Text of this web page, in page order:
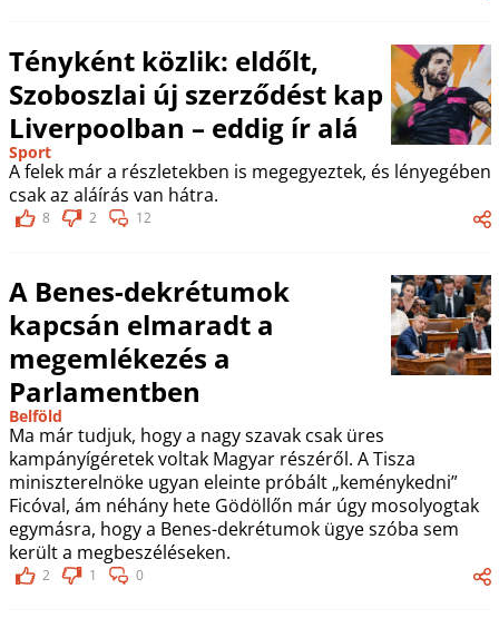
Tényként közlik: eldőlt,
Szoboszlai új szerződést kap
Liverpoolban – eddig ír alá
Sport
A felek már a részletekben is megegyeztek, és lényegében
csak az aláírás van hátra.
8 2 12
A Benes-dekrétumok
kapcsán elmaradt a
megemlékezés a
Parlamentben
Belföld
Ma már tudjuk, hogy a nagy szavak csak üres
kampányígéretek voltak Magyar részéről. A Tisza
miniszterelnöke ugyan eleinte próbált „keménykedni”
Ficóval, ám néhány hete Gödöllőn már úgy mosolyogtak
egymásra, hogy a Benes-dekrétumok ügye szóba sem
került a megbeszéléseken.
2 1 0